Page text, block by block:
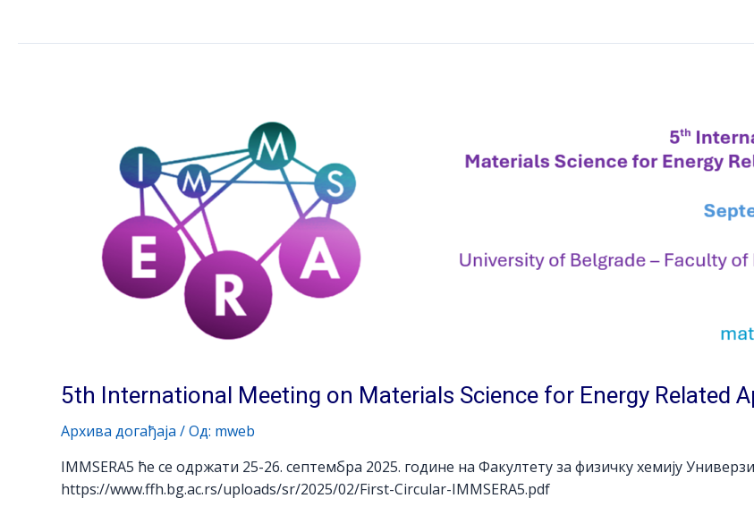
5th International Meeting on Materials Science for Energy Related
Архива догађаја / Од: mweb
IMMSERA5 ће се одржати 25-26. септембра 2025. године на Факултету за физичку хемију
https://www.ffh.bg.ac.rs/uploads/sr/2025/02/First-Circular-IMMSERA5.pdf